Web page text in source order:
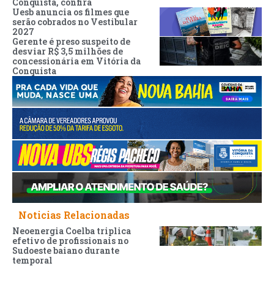
Uesb anuncia os filmes que
serão cobrados no Vestibular
2027
Gerente é preso suspeito de
desviar R$ 3,5 milhões de
concessionária em Vitória da
Conquista
Noticias Relacionadas
Neoenergia Coelba triplica
efetivo de profissionais no
Sudoeste baiano durante
temporal